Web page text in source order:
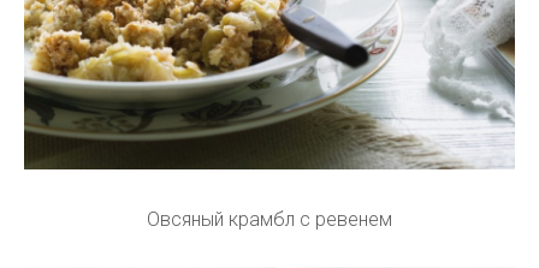
Овсяный крамбл с ревенем